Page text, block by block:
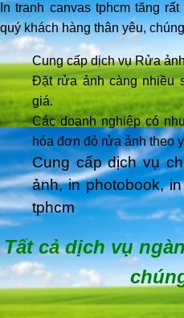
In tranh canvas tphcm tăng
quý khách hàng thân yêu,
Cung cấp dịch vụ Rửa
Đặt rửa ảnh càng nhiều
giá.
Các doanh nghiệp có
hóa đơn đỏ rửa ảnh theo
Cung cấp dịch vụ
ảnh, in photobook,
tphcm
Tất cả dịch vụ